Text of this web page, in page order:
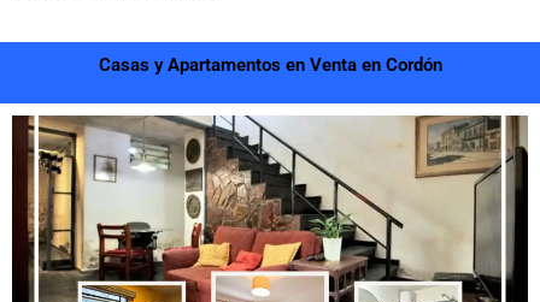
Casas y Apartamentos en Venta en Cordón